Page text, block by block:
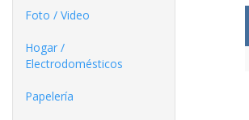
Foto / Video
Hogar /
Electrodomésticos
Papelería